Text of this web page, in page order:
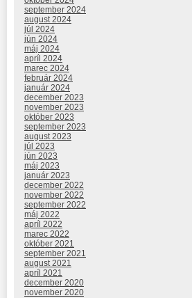
september 2024
august 2024
júl 2024
jún 2024
máj 2024
apríl 2024
marec 2024
február 2024
január 2024
december 2023
november 2023
október 2023
september 2023
august 2023
júl 2023
jún 2023
máj 2023
január 2023
december 2022
november 2022
september 2022
máj 2022
apríl 2022
marec 2022
október 2021
september 2021
august 2021
apríl 2021
december 2020
november 2020